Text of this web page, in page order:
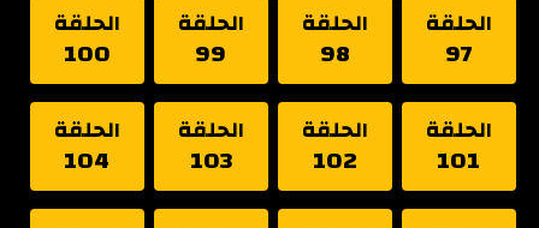
الحلقة
97
الحلقة
98
الحلقة
99
الحلقة
100
الحلقة
101
الحلقة
102
الحلقة
103
الحلقة
104